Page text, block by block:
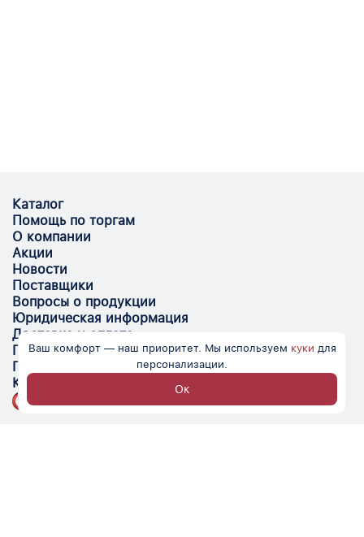
Каталог
Помощь по торгам
О компании
Акции
Новости
Поставщики
Вопросы о продукции
Юридическая информация
Доставка и оплата
Поставщикам
Помощь
Контакты
Ваш комфорт — наш приоритет. Мы используем куки для
персонализации.
Ок